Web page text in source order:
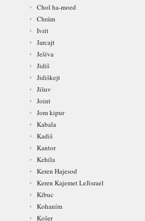
Chol ha-moed
Chrám
Ivrit
Jarcajt
Ješíva
Jidiš
Jidiškejt
Jišuv
Joint
Jom kipur
Kabala
Kadiš
Kantor
Kehila
Keren Hajesod
Keren Kajemet LeJisrael
Kibuc
Kohaním
Košer